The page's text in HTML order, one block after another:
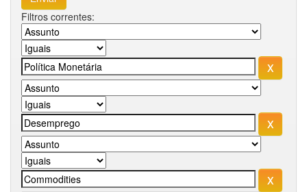
Filtros correntes: